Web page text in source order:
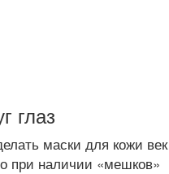
глаз
маски для кожи век
при наличии «мешков»